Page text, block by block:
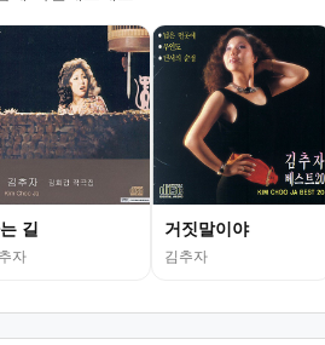
길
자
거짓말이야
김추자